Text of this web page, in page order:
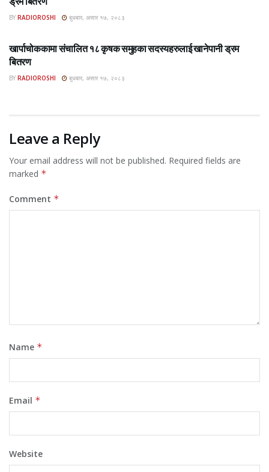
BY RADIOROSHI बुधबार, असार १७, २०८३
खार्पाचोककामा संचालित १८ कृषक समुहका सदस्यहरुलाई खानेपानी ड्रम
बितरण
BY RADIOROSHI बुधबार, असार १७, २०८३
Leave a Reply
Your email address will not be published. Required fields are
marked *
Comment *
Name *
Email *
Website